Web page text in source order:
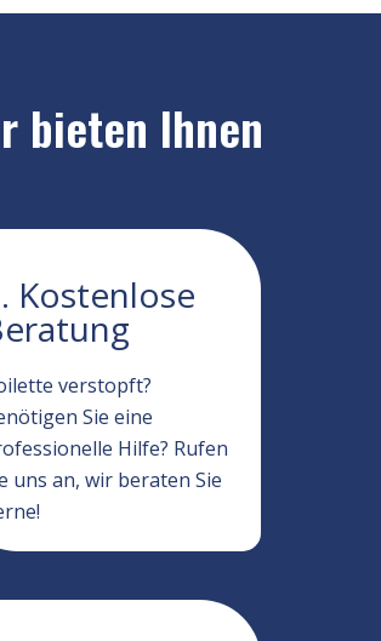
bieten Ihnen
Kostenlose
verstopft?
Sie eine
Hilfe? Rufen
uns an, wir beraten Sie